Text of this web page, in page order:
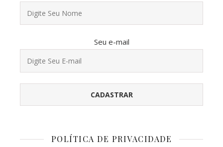
Seu e-mail
POLÍTICA DE PRIVACIDADE